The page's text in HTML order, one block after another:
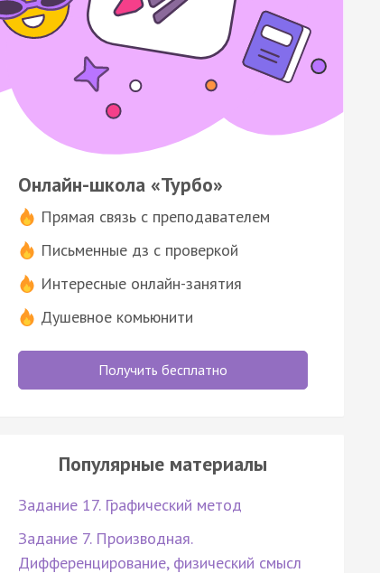
Онлайн-школа «Турбо»
Прямая связь с преподавателем
Письменные дз с проверкой
Интересные онлайн-занятия
Душевное комьюнити
Получить бесплатно
Популярные материалы
Задание 17. Графический метод
Задание 7. Производная.
Дифференцирование, физический смысл